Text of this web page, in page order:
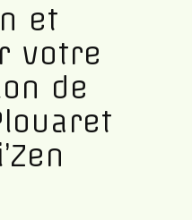
et
votre
de